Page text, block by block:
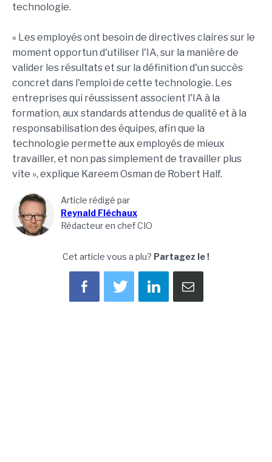
technologie.
« Les employés ont besoin de directives claires sur le
moment opportun d'utiliser l'IA, sur la manière de
valider les résultats et sur la définition d'un succès
concret dans l'emploi de cette technologie. Les
entreprises qui réussissent associent l'IA à la
formation, aux standards attendus de qualité et à la
responsabilisation des équipes, afin que la
technologie permette aux employés de mieux
travailler, et non pas simplement de travailler plus
vite », explique Kareem Osman de Robert Half.
Article rédigé par
Reynald Fléchaux
Rédacteur en chef CIO
Cet article vous a plu? Partagez le !